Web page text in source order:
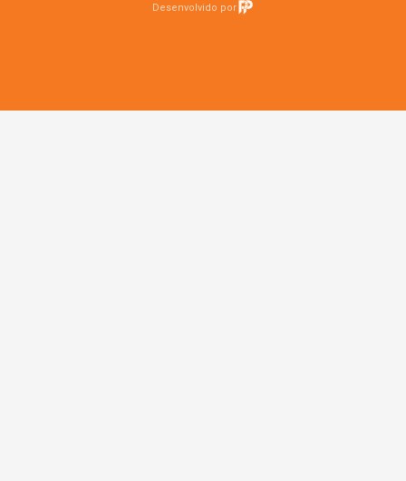
Desenvolvido por